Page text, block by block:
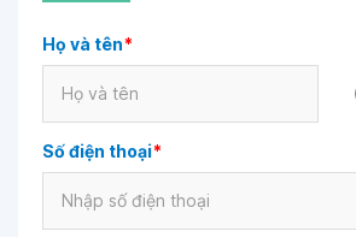
Họ và tên*
Số điện thoại*